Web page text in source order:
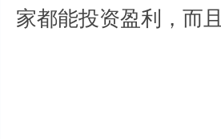
家都能投资盈利，而